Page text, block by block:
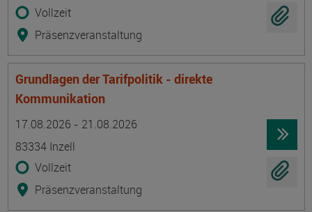
Vollzeit
Präsenzveranstaltung
Grundlagen der Tarifpolitik - direkte
Kommunikation
17.08.2026 - 21.08.2026
83334 Inzell
Vollzeit
Präsenzveranstaltung